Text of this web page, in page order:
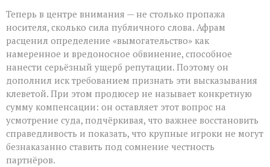
Теперь в центре внимания — не столько пропажа
носителя, сколько сила публичного слова. Афрам
расценил определение «вымогательство» как
намеренное и вредоносное обвинение, способное
нанести серьёзный ущерб репутации. Поэтому он
дополнил иск требованием признать эти высказывания
клеветой. При этом продюсер не называет конкретную
сумму компенсации: он оставляет этот вопрос на
усмотрение суда, подчёркивая, что важнее восстановить
справедливость и показать, что крупные игроки не могут
безнаказанно ставить под сомнение честность
партнёров.